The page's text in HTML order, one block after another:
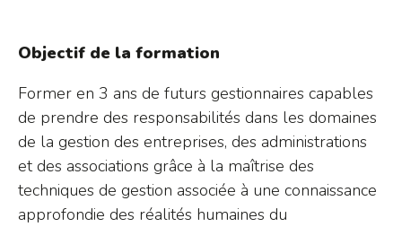
Objectif de la formation
Former en 3 ans de futurs gestionnaires capables
de prendre des responsabilités dans les domaines
de la gestion des entreprises, des administrations
et des associations grâce à la maîtrise des
techniques de gestion associée à une connaissance
approfondie des réalités humaines du